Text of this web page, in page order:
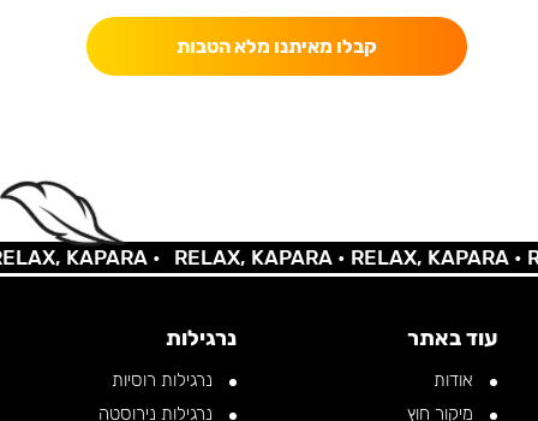
קבלו מאיתנו מלא הטבות
KAPARA • RELAX, KAPARA •RELAX, KAPARA •
עוד באתר
אודות
מיקור חוץ
נרגילות
נרגילות רוסיות
נרגילות נירוסטה